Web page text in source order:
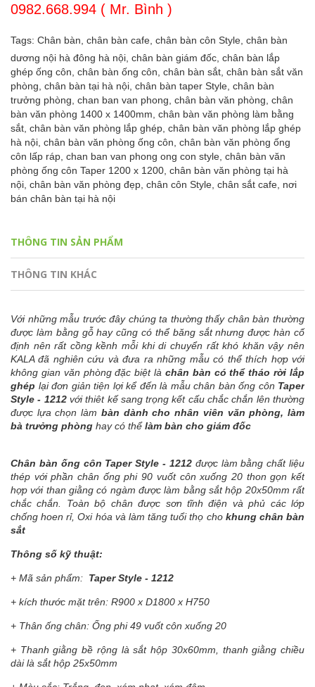
0982.668.994 ( Mr. Bình )
Tags: Chân bàn, chân bàn cafe, chân bàn côn Style, chân bàn
dương nội hà đông hà nội, chân bàn giám đốc, chân bàn lắp
ghép ống côn, chân bàn ống côn, chân bàn sắt, chân bàn sắt văn
phòng, chân bàn tại hà nội, chân bàn taper Style, chân bàn
trưởng phòng, chan ban van phong, chân bàn văn phòng, chân
bàn văn phòng 1400 x 1400mm, chân bàn văn phòng làm bằng
sắt, chân bàn văn phòng lắp ghép, chân bàn văn phòng lắp ghép
hà nội, chân bàn văn phòng ống côn, chân bàn văn phòng ống
côn lấp ráp, chan ban van phong ong con style, chân bàn văn
phòng ống côn Taper 1200 x 1200, chân bàn văn phòng tại hà
nội, chân bàn văn phòng đẹp, chân côn Style, chân sắt cafe, nơi
bán chân bàn tại hà nội
THÔNG TIN SẢN PHẨM
THÔNG TIN KHÁC
Với những mẫu trước đây chúng ta thường thấy chân bàn thường
được làm bằng gỗ hay cũng có thể băng sắt nhưng được hàn cố
định nên rất cồng kềnh mỗi khi di chuyển rất khó khăn vậy nên
KALA đã nghiên cứu và đưa ra những mẫu có thể thích hợp với
không gian văn phòng đặc biệt là chân bàn có thể tháo rời lắp
ghép lại đơn giản tiện lợi kể đến là mẫu chân bàn ống côn Taper
Style - 1212 với thiêt kế sang trọng kết cấu chắc chắn lên thường
được lựa chọn làm bàn dành cho nhân viên văn phòng, làm
bà trưởng phòng hay có thểlàm bàn cho giám đốc
Chân bàn ống côn Taper Style - 1212được làm bằng chất liệu
thép với phần chân ống phi 90 vuốt côn xuống 20 thon gọn kết
hợp với than giằng có ngàm được làm bằng sắt hộp 20x50mm rất
chắc chắn. Toàn bộ chân được sơn tĩnh điện và phủ các lớp
chống hoen rỉ, Oxi hóa và làm tăng tuổi thọ chokhung chân bàn
sắt
Thông số kỹ thuật:
+ Mã sản phẩm: Taper Style - 1212
+ kích thước mặt trên: R900 x D1800 x H750
+ Thân ống chân: Ống phi 49 vuốt côn xuống 20
+ Thanh giằng bề rộng là sắt hộp 30x60mm, thanh giằng chiều
dài là sắt hộp 25x50mm